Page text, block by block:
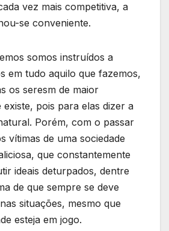
vez mais competitiva, a
se conveniente.
somos instruídos a
em tudo aquilo que fazemos,
os seresm de maior
existe, pois para elas dizer a
Porém, com o passar
vítimas de uma sociedade
que constantemente
ideais deturpados, dentre
de que sempre se deve
situações, mesmo que
esteja em jogo.